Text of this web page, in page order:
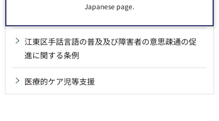
Japanese page.
江東区手話言語の普及及び障害者の意思疎通の促
進に関する条例
医療的ケア児等支援